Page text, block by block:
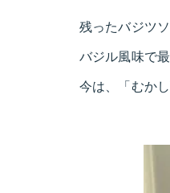
残ったバジツ
バジル風味で
今は、「むか